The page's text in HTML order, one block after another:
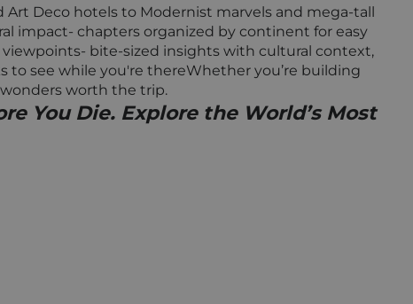
Deco hotels to Modernist marvels and mega-tall
impact- chapters organized by continent for easy
bite-sized insights with cultural context,
see while you're thereWhether you’re building
worth the trip.
You Die. Explore the World’s Most